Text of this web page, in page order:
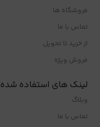
فروشگاه ها
تماس با ما
از خرید تا تحویل
فروش ویژه
لینک های استفاده شده
وبلاگ
تماس با ما